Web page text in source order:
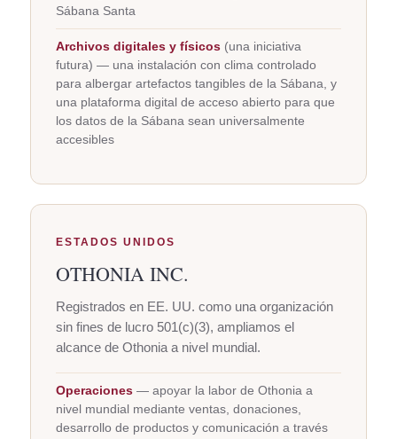
Sábana Santa
Archivos digitales y físicos (una iniciativa
futura) — una instalación con clima controlado
para albergar artefactos tangibles de la Sábana, y
una plataforma digital de acceso abierto para que
los datos de la Sábana sean universalmente
accesibles
ESTADOS UNIDOS
OTHONIA INC.
Registrados en EE. UU. como una organización
sin fines de lucro 501(c)(3), ampliamos el
alcance de Othonia a nivel mundial.
Operaciones — apoyar la labor de Othonia a
nivel mundial mediante ventas, donaciones,
desarrollo de productos y comunicación a través